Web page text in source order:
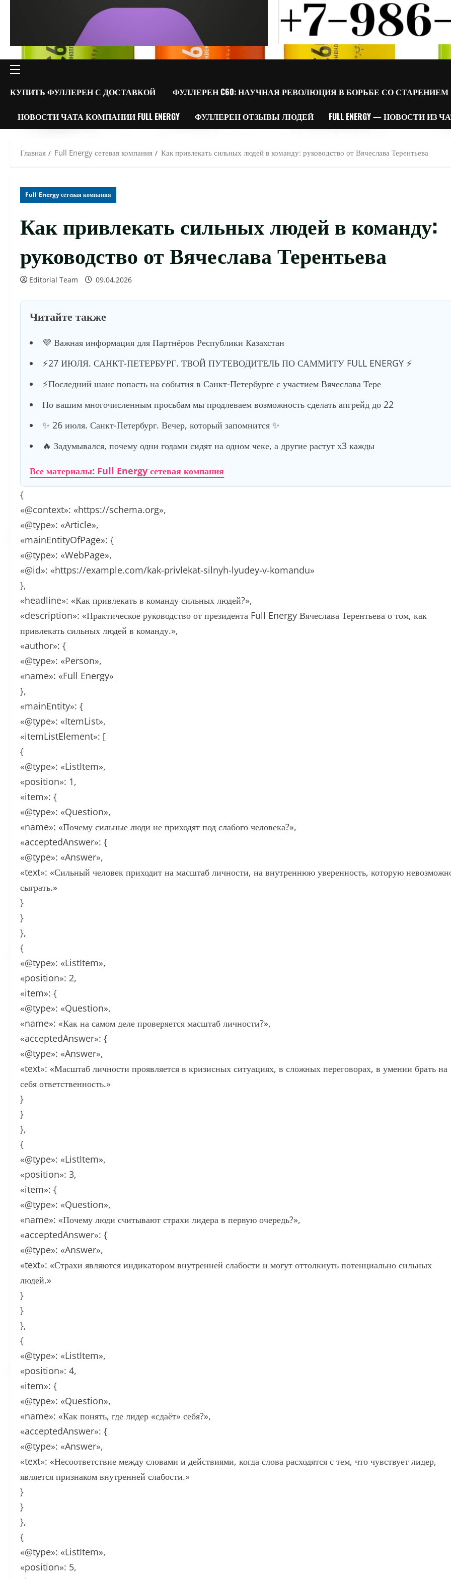
ОСНОВНОЕ
МЕНЮ
КУПИТЬ ФУЛЛЕРЕН С ДОСТАВКОЙ ФУЛЛЕРЕН C60: НАУЧНАЯ РЕВОЛЮЦИЯ В БОРЬБЕ СО СТАРЕНИЕМ
НОВОСТИ ЧАТА КОМПАНИИ FULL ENERGY ФУЛЛЕРЕН ОТЗЫВЫ ЛЮДЕЙ FULL ENERGY — НОВОСТИ ИЗ
Главная Full Energy сетевая компания Как привлекать сильных людей в команду: руководство от Вячеслава Терентьева
Full Energy сетевая компания
Как привлекать сильных людей в команду:
руководство от Вячеслава Терентьева
Editorial Team 09.04.2026
Читайте также
💜 Важная информация для Партнёров Республики Казахстан
⚡️27 ИЮЛЯ. САНКТ-ПЕТЕРБУРГ. ТВОЙ ПУТЕВОДИТЕЛЬ ПО САММИТУ FULL ENERGY ⚡️
⚡️Последний шанс попасть на события в Санкт-Петербурге с участием Вячеслава Тере
По вашим многочисленным просьбам мы продлеваем возможность сделать апгрейд до 22
✨ 26 июля. Санкт-Петербург. Вечер, который запомнится ✨
🔥 Задумывался, почему одни годами сидят на одном чеке, а другие растут х3 кажды
Все материалы: Full Energy сетевая компания
{
«@context»: «https://schema.org»,
«@type»: «Article»,
«mainEntityOfPage»: {
«@type»: «WebPage»,
«@id»: «https://example.com/kak-privlekat-silnyh-lyudey-v-komandu»
},
«headline»: «Как привлекать в команду сильных людей?»,
«description»: «Практическое руководство от президента Full Energy Вячеслава Терентьева о том, как
привлекать сильных людей в команду.»,
«author»: {
«@type»: «Person»,
«name»: «Full Energy»
},
«mainEntity»: {
«@type»: «ItemList»,
«itemListElement»: [
{
«@type»: «ListItem»,
«position»: 1,
«item»: {
«@type»: «Question»,
«name»: «Почему сильные люди не приходят под слабого человека?»,
«acceptedAnswer»: {
«@type»: «Answer»,
«text»: «Сильный человек приходит на масштаб личности, на внутреннюю уверенность, которую
сыграть.»
}
}
},
{
«@type»: «ListItem»,
«position»: 2,
«item»: {
«@type»: «Question»,
«name»: «Как на самом деле проверяется масштаб личности?»,
«acceptedAnswer»: {
«@type»: «Answer»,
«text»: «Масштаб личности проявляется в кризисных ситуациях, в сложных переговорах, в умении брать на
себя ответственность.»
}
}
},
{
«@type»: «ListItem»,
«position»: 3,
«item»: {
«@type»: «Question»,
«name»: «Почему люди считывают страхи лидера в первую очередь?»,
«acceptedAnswer»: {
«@type»: «Answer»,
«text»: «Страхи являются индикатором внутренней слабости и могут оттолкнуть потенциально сильных
людей.»
}
}
},
{
«@type»: «ListItem»,
«position»: 4,
«item»: {
«@type»: «Question»,
«name»: «Как понять, где лидер «сдаёт» себя?»,
«acceptedAnswer»: {
«@type»: «Answer»,
«text»: «Несоответствие между словами и действиями, когда слова расходятся с тем, что чувствует лидер,
является признаком внутренней слабости.»
}
}
},
{
«@type»: «ListItem»,
«position»: 5,